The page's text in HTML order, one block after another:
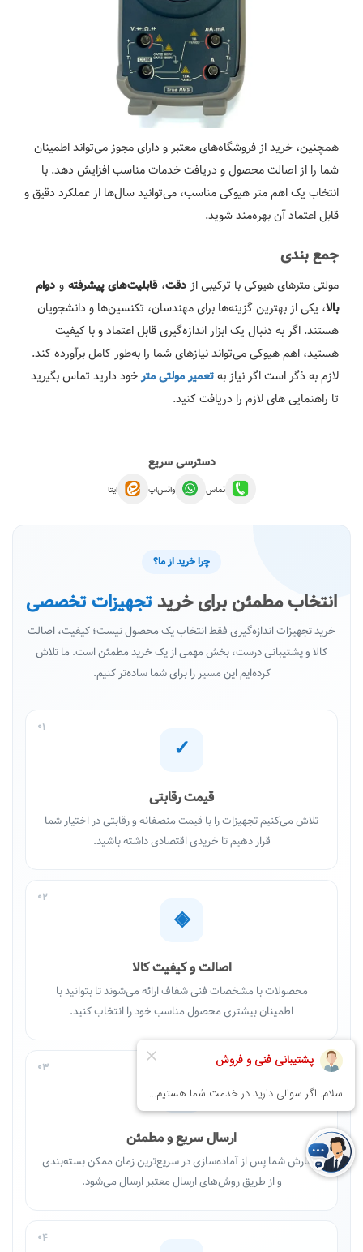
همچنین، خرید از فروشگاه‌های معتبر و دارای مجوز می‌تواند اطمینان
شما را از اصالت محصول و دریافت خدمات مناسب افزایش دهد. با
انتخاب یک اهم متر هیوکی مناسب، می‌توانید سال‌ها از عملکرد دقیق و
قابل اعتماد آن بهره‌مند شوید.
جمع بندی
مولتی مترهای هیوکی با ترکیبی از دقت،قابلیت‌های پیشرفته و دوام
بالا، یکی از بهترین گزینه‌ها برای مهندسان، تکنسین‌ها و دانشجویان
هستند. اگر به دنبال یک ابزار اندازه‌گیری قابل اعتماد و با کیفیت
هستید، اهم هیوکی می‌تواند نیازهای شما را به‌طور کامل برآورده کند.
لازم به ذگر است اگر نیاز بهتعمیر مولتی مترخود دارید تماس بگیرید
تا راهنمایی های لازم را دریافت کنید.
دسترسی سریع
تماس واتس‌اپ ایتا
چرا خرید از ما؟
انتخاب مطمئن برای خرید تجهیزات تخصصی
خرید تجهیزات اندازه‌گیری فقط انتخاب یک محصول نیست؛ کیفیت، اصالت
کالا و پشتیبانی درست، بخش مهمی از یک خرید مطمئن است. ما تلاش
کرده‌ایم این مسیر را برای شما ساده‌تر کنیم.
01
✓
قیمت رقابتی
تلاش می‌کنیم تجهیزات را با قیمت منصفانه و رقابتی در اختیار شما
قرار دهیم تا خریدی اقتصادی داشته باشید.
02
◈
اصالت و کیفیت کالا
محصولات با مشخصات فنی شفاف ارائه می‌شوند تا بتوانید با
اطمینان بیشتری محصول مناسب خود را انتخاب کنید.
03
↗
ارسال سریع و مطمئن
سفارش شما پس از آماده‌سازی در سریع‌ترین زمان ممکن بسته‌بندی
و از طریق روش‌های ارسال معتبر ارسال می‌شود.
04